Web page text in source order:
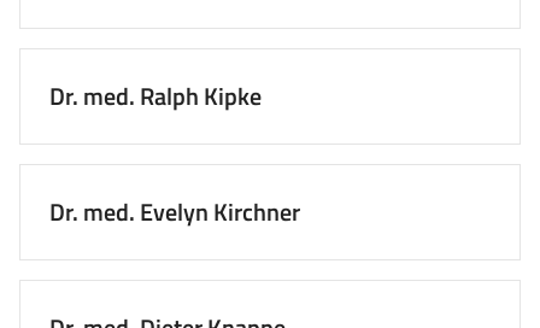
Dr. med. Ralph Kipke
Dr. med. Evelyn Kirchner